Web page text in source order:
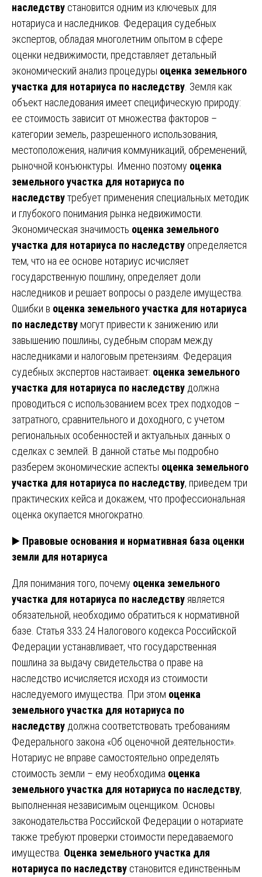
наследству становится одним из ключевых для
нотариуса и наследников. Федерация судебных
экспертов, обладая многолетним опытом в сфере
оценки недвижимости, представляет детальный
экономический анализ процедуры оценка земельного
участка для нотариуса по наследству . Земля как
объект наследования имеет специфическую природу:
ее стоимость зависит от множества факторов –
категории земель, разрешенного использования,
местоположения, наличия коммуникаций, обременений,
рыночной конъюнктуры. Именно поэтому оценка
земельного участка для нотариуса по
наследствутребует применения специальных методик
и глубокого понимания рынка недвижимости.
Экономическая значимость оценка земельного
участка для нотариуса по наследству определяется
тем, что на ее основе нотариус исчисляет
государственную пошлину, определяет доли
наследников и решает вопросы о разделе имущества.
Ошибки в оценка земельного участка для нотариуса
по наследству могут привести к занижению или
завышению пошлины, судебным спорам между
наследниками и налоговым претензиям. Федерация
судебных экспертов настаивает: оценка земельного
участка для нотариуса по наследству должна
проводиться с использованием всех трех подходов –
затратного, сравнительного и доходного, с учетом
региональных особенностей и актуальных данных о
сделках с землей. В данной статье мы подробно
разберем экономические аспекты оценка земельного
участка для нотариуса по наследству, приведем три
практических кейса и докажем, что профессиональная
оценка окупается многократно.
▶️ Правовые основания и нормативная база оценки
земли для нотариуса
Для понимания того, почему оценка земельного
участка для нотариуса по наследству является
обязательной, необходимо обратиться к нормативной
базе. Статья 333.24 Налогового кодекса Российской
Федерации устанавливает, что государственная
пошлина за выдачу свидетельства о праве на
наследство исчисляется исходя из стоимости
наследуемого имущества. При этом оценка
земельного участка для нотариуса по
наследству должна соответствовать требованиям
Федерального закона «Об оценочной деятельности».
Нотариус не вправе самостоятельно определять
стоимость земли – ему необходима оценка
земельного участка для нотариуса по наследству,
выполненная независимым оценщиком. Основы
законодательства Российской Федерации о нотариате
также требуют проверки стоимости передаваемого
имущества. Оценка земельного участка для
нотариуса по наследству становится единственным